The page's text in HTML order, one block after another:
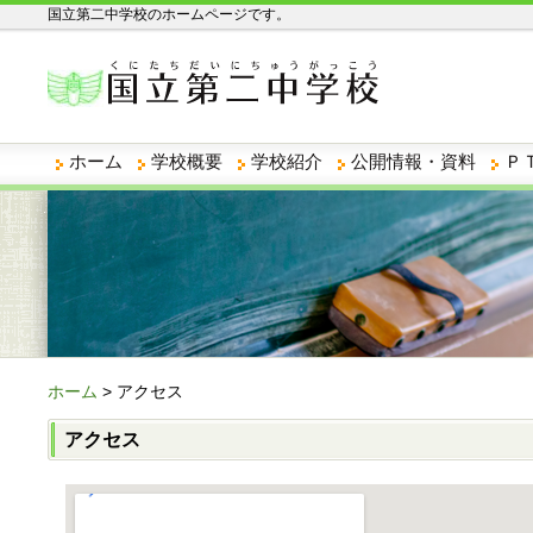
国立第二中学校のホームページです。
ホーム 学校概要 学校紹介 公開情報・資料 Ｐ
ホーム > アクセス
アクセス